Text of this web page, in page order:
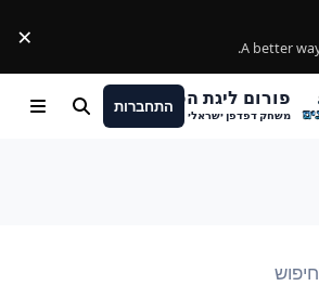
A better
.
×
פורום ליגת הפוקימונים
משחק דפדפן ישראלי
התחברות חיפוש Menu